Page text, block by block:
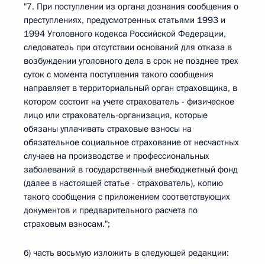
"7. При поступлении из органа дознания сообщения о
преступлениях, предусмотренных статьями 1993 и
1994 Уголовного кодекса Российской Федерации,
следователь при отсутствии оснований для отказа в
возбуждении уголовного дела в срок не позднее трех
суток с момента поступления такого сообщения
направляет в территориальный орган страховщика, в
котором состоит на учете страхователь - физическое
лицо или страхователь-организация, которые
обязаны уплачивать страховые взносы на
обязательное социальное страхование от несчастных
случаев на производстве и профессиональных
заболеваний в государственный внебюджетный фонд
(далее в настоящей статье - страхователь), копию
такого сообщения с приложением соответствующих
документов и предварительного расчета по
страховым взносам.";
б) часть восьмую изложить в следующей редакции: